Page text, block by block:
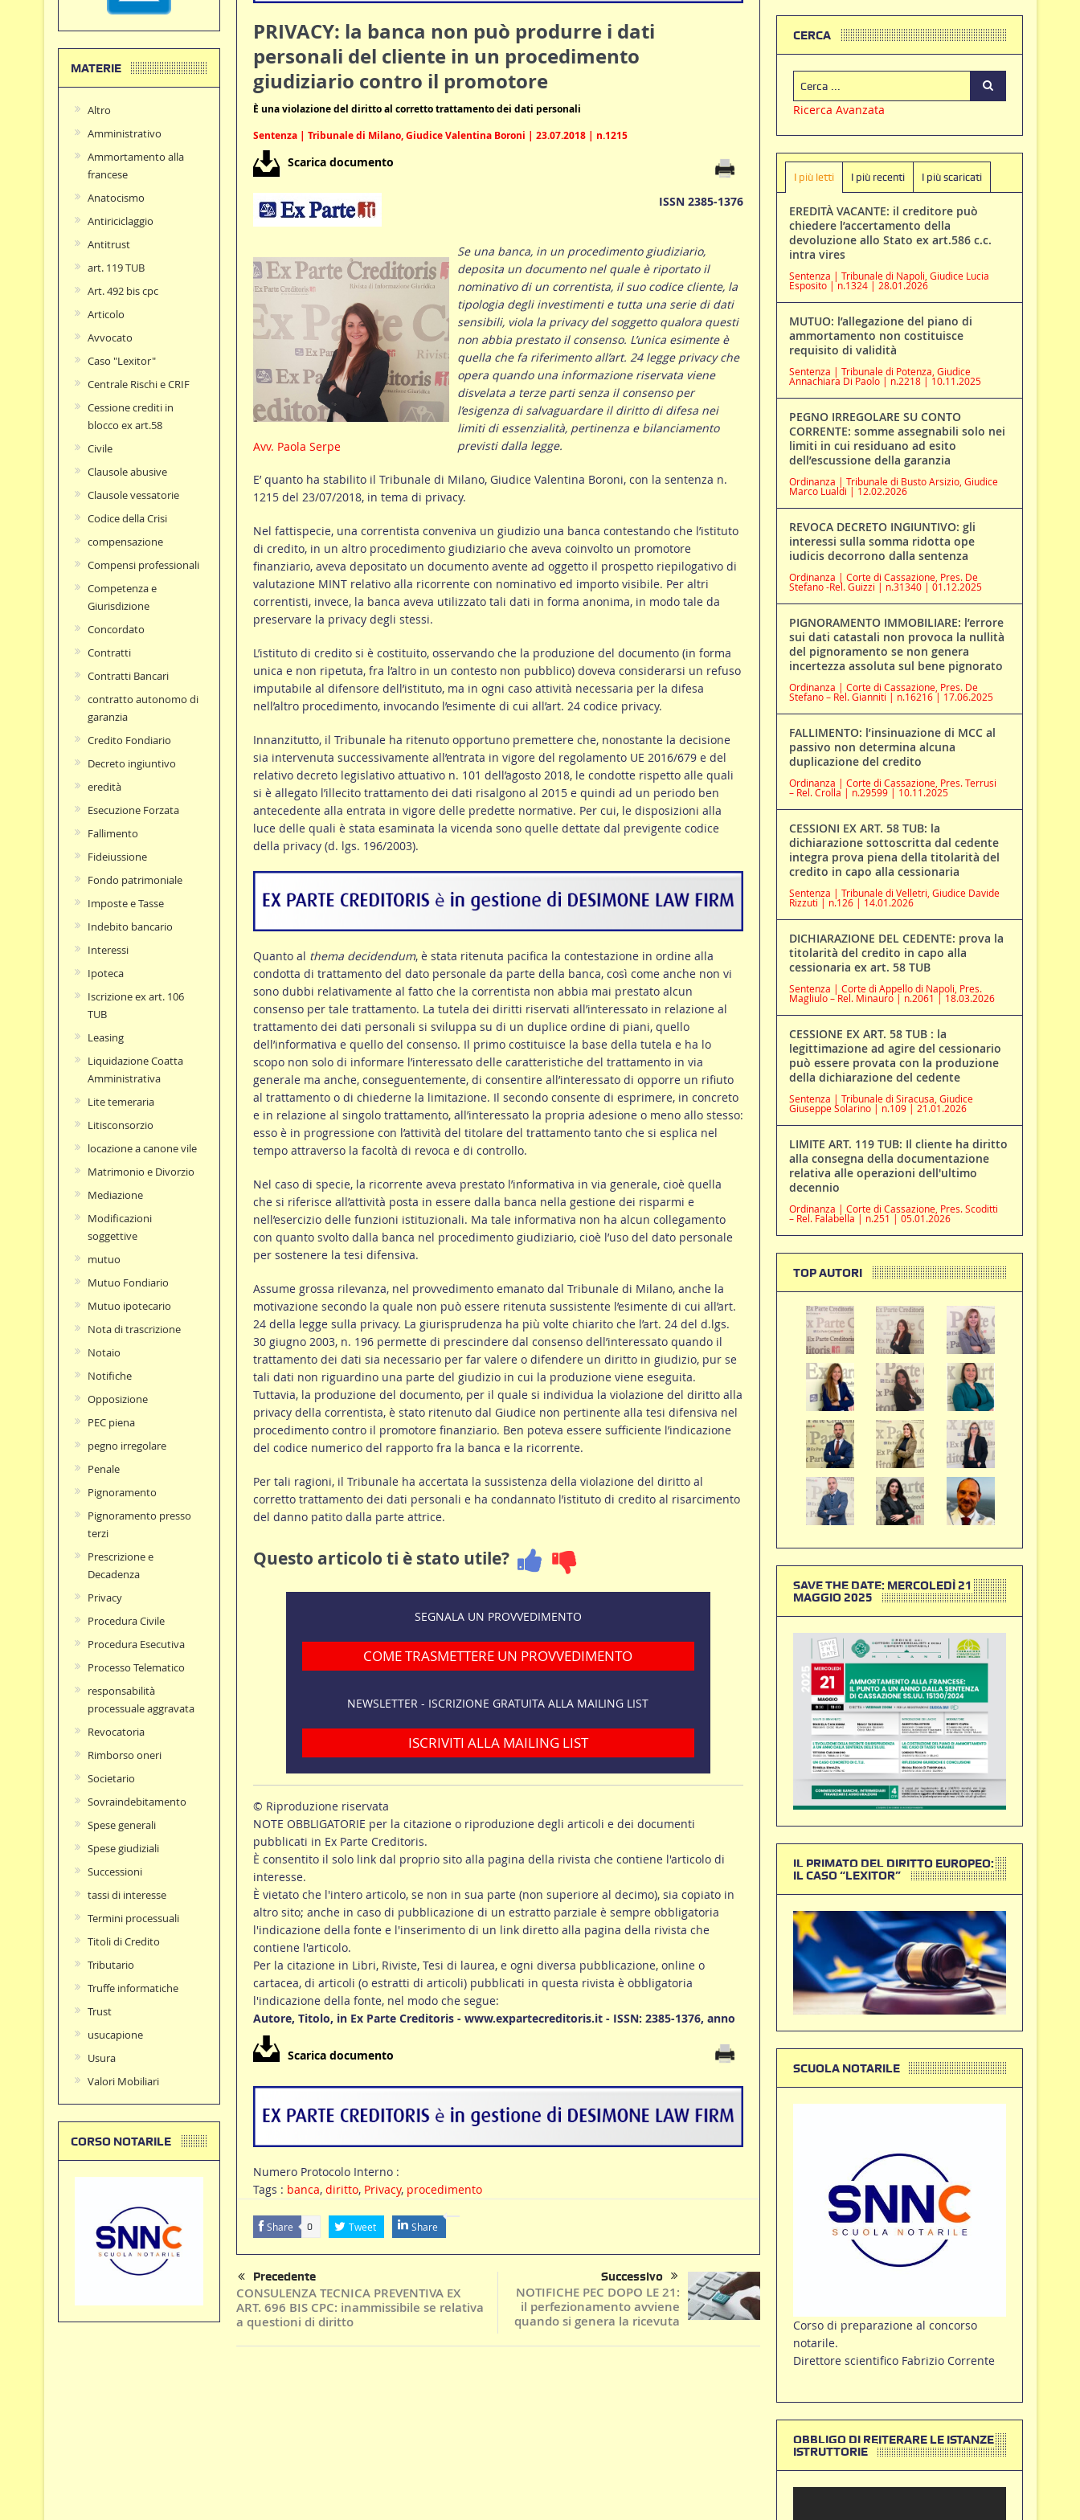
PRIVACY: la banca non può produrre i dati
personali del cliente in un procedimento
giudiziario contro il promotore
È una violazione del diritto al corretto trattamento dei dati personali
Sentenza | Tribunale di Milano, Giudice Valentina Boroni | 23.07.2018 | n.1215
Scarica documento
ISSN 2385-1376
Avv. Paola Serpe
Se una banca, in un procedimento giudiziario,
deposita un documento nel quale è riportato il
nominativo di un correntista, il suo codice cliente, la
tipologia degli investimenti e tutta una serie di dati
sensibili, viola la privacy del soggetto qualora questi
non abbia prestato il consenso. L’unica esimente è
quella che fa riferimento all’art. 24 legge privacy che
opera quando una informazione riservata viene
disvelata a terze parti senza il consenso per
l’esigenza di salvaguardare il diritto di difesa nei
limiti di essenzialità, pertinenza e bilanciamento
previsti dalla legge.
E’ quanto ha stabilito il Tribunale di Milano, Giudice Valentina Boroni, con la sentenza n.
1215 del 23/07/2018, in tema di privacy.
Nel fattispecie, una correntista conveniva un giudizio una banca contestando che l’istituto
di credito, in un altro procedimento giudiziario che aveva coinvolto un promotore
finanziario, aveva depositato un documento avente ad oggetto il prospetto riepilogativo di
valutazione MINT relativo alla ricorrente con nominativo ed importo visibile. Per altri
correntisti, invece, la banca aveva utilizzato tali dati in forma anonima, in modo tale da
preservare la privacy degli stessi.
L’istituto di credito si è costituito, osservando che la produzione del documento (in forma
unica e non ripetuta, fra l’altro in un contesto non pubblico) doveva considerarsi un refuso
imputabile al difensore dell’istituto, ma in ogni caso attività necessaria per la difesa
nell’altro procedimento, invocando l’esimente di cui all’art. 24 codice privacy.
Innanzitutto, il Tribunale ha ritenuto opportuno premettere che, nonostante la decisione
sia intervenuta successivamente all’entrata in vigore del regolamento UE 2016/679 e del
relativo decreto legislativo attuativo n. 101 dell’agosto 2018, le condotte rispetto alle quali
si è allegato l’illecito trattamento dei dati risalgono al 2015 e quindi ad un periodo ben
antecedente alla entrata in vigore delle predette normative. Per cui, le disposizioni alla
luce delle quali è stata esaminata la vicenda sono quelle dettate dal previgente codice
della privacy (d. lgs. 196/2003).
Quanto al thema decidendum, è stata ritenuta pacifica la contestazione in ordine alla
condotta di trattamento del dato personale da parte della banca, così come anche non vi
sono dubbi relativamente al fatto che la correntista non abbia mai prestato alcun
consenso per tale trattamento. La tutela dei diritti riservati all’interessato in relazione al
trattamento dei dati personali si sviluppa su di un duplice ordine di piani, quello
dell’informativa e quello del consenso. Il primo costituisce la base della tutela e ha lo
scopo non solo di informare l’interessato delle caratteristiche del trattamento in via
generale ma anche, conseguentemente, di consentire all’interessato di opporre un rifiuto
al trattamento o di chiederne la limitazione. Il secondo consente di esprimere, in concreto
e in relazione al singolo trattamento, all’interessato la propria adesione o meno allo stesso:
esso è in progressione con l’attività del titolare del trattamento tanto che si esplica nel
tempo attraverso la facoltà di revoca e di controllo.
Nel caso di specie, la ricorrente aveva prestato l’informativa in via generale, cioè quella
che si riferisce all’attività posta in essere dalla banca nella gestione dei risparmi e
nell’esercizio delle funzioni istituzionali. Ma tale informativa non ha alcun collegamento
con quanto svolto dalla banca nel procedimento giudiziario, cioè l’uso del dato personale
per sostenere la tesi difensiva.
Assume grossa rilevanza, nel provvedimento emanato dal Tribunale di Milano, anche la
motivazione secondo la quale non può essere ritenuta sussistente l’esimente di cui all’art.
24 della legge sulla privacy. La giurisprudenza ha più volte chiarito che l’art. 24 del d.lgs.
30 giugno 2003, n. 196 permette di prescindere dal consenso dell’interessato quando il
trattamento dei dati sia necessario per far valere o difendere un diritto in giudizio, pur se
tali dati non riguardino una parte del giudizio in cui la produzione viene eseguita.
Tuttavia, la produzione del documento, per il quale si individua la violazione del diritto alla
privacy della correntista, è stato ritenuto dal Giudice non pertinente alla tesi difensiva nel
procedimento contro il promotore finanziario. Ben poteva essere sufficiente l’indicazione
del codice numerico del rapporto fra la banca e la ricorrente.
Per tali ragioni, il Tribunale ha accertata la sussistenza della violazione del diritto al
corretto trattamento dei dati personali e ha condannato l’istituto di credito al risarcimento
del danno patito dalla parte attrice.
Questo articolo ti è stato utile?
SEGNALA UN PROVVEDIMENTO
COME TRASMETTERE UN PROVVEDIMENTO
NEWSLETTER - ISCRIZIONE GRATUITA ALLA MAILING LIST
ISCRIVITI ALLA MAILING LIST
© Riproduzione riservata
NOTE OBBLIGATORIE per la citazione o riproduzione degli articoli e dei documenti
pubblicati in Ex Parte Creditoris.
È consentito il solo link dal proprio sito alla pagina della rivista che contiene l'articolo di
interesse.
È vietato che l'intero articolo, se non in sua parte (non superiore al decimo), sia copiato in
altro sito; anche in caso di pubblicazione di un estratto parziale è sempre obbligatoria
l'indicazione della fonte e l'inserimento di un link diretto alla pagina della rivista che
contiene l'articolo.
Per la citazione in Libri, Riviste, Tesi di laurea, e ogni diversa pubblicazione, online o
cartacea, di articoli (o estratti di articoli) pubblicati in questa rivista è obbligatoria
l'indicazione della fonte, nel modo che segue:
Autore, Titolo, in Ex Parte Creditoris - www.expartecreditoris.it - ISSN: 2385-1376, anno
Scarica documento
Numero Protocolo Interno :
Tags : banca, diritto, Privacy, procedimento
Share 0 Tweet Share
Precedente
CONSULENZA TECNICA PREVENTIVA EX
ART. 696 BIS CPC: inammissibile se relativa
a questioni di diritto
Successivo
NOTIFICHE PEC DOPO LE 21:
il perfezionamento avviene
quando si genera la ricevuta
MATERIE
Altro
Amministrativo
Ammortamento alla
francese
Anatocismo
Antiriciclaggio
Antitrust
art. 119 TUB
Art. 492 bis cpc
Articolo
Avvocato
Caso "Lexitor"
Centrale Rischi e CRIF
Cessione crediti in
blocco ex art.58
Civile
Clausole abusive
Clausole vessatorie
Codice della Crisi
compensazione
Compensi professionali
Competenza e
Giurisdizione
Concordato
Contratti
Contratti Bancari
contratto autonomo di
garanzia
Credito Fondiario
Decreto ingiuntivo
eredità
Esecuzione Forzata
Fallimento
Fideiussione
Fondo patrimoniale
Imposte e Tasse
Indebito bancario
Interessi
Ipoteca
Iscrizione ex art. 106
TUB
Leasing
Liquidazione Coatta
Amministrativa
Lite temeraria
Litisconsorzio
locazione a canone vile
Matrimonio e Divorzio
Mediazione
Modificazioni
soggettive
mutuo
Mutuo Fondiario
Mutuo ipotecario
Nota di trascrizione
Notaio
Notifiche
Opposizione
PEC piena
pegno irregolare
Penale
Pignoramento
Pignoramento presso
terzi
Prescrizione e
Decadenza
Privacy
Procedura Civile
Procedura Esecutiva
Processo Telematico
responsabilità
processuale aggravata
Revocatoria
Rimborso oneri
Societario
Sovraindebitamento
Spese generali
Spese giudiziali
Successioni
tassi di interesse
Termini processuali
Titoli di Credito
Tributario
Truffe informatiche
Trust
usucapione
Usura
Valori Mobiliari
CORSO NOTARILE
CERCA
Ricerca Avanzata
I più letti I più recenti I più scaricati
EREDITÀ VACANTE: il creditore può
chiedere l’accertamento della
devoluzione allo Stato ex art.586 c.c.
intra vires
Sentenza | Tribunale di Napoli, Giudice Lucia
Esposito | n.1324 | 28.01.2026
MUTUO: l’allegazione del piano di
ammortamento non costituisce
requisito di validità
Sentenza | Tribunale di Potenza, Giudice
Annachiara Di Paolo | n.2218 | 10.11.2025
PEGNO IRREGOLARE SU CONTO
CORRENTE: somme assegnabili solo nei
limiti in cui residuano ad esito
dell’escussione della garanzia
Ordinanza | Tribunale di Busto Arsizio, Giudice
Marco Lualdi | 12.02.2026
REVOCA DECRETO INGIUNTIVO: gli
interessi sulla somma ridotta ope
iudicis decorrono dalla sentenza
Ordinanza | Corte di Cassazione, Pres. De
Stefano -Rel. Guizzi | n.31340 | 01.12.2025
PIGNORAMENTO IMMOBILIARE: l’errore
sui dati catastali non provoca la nullità
del pignoramento se non genera
incertezza assoluta sul bene pignorato
Ordinanza | Corte di Cassazione, Pres. De
Stefano – Rel. Gianniti | n.16216 | 17.06.2025
FALLIMENTO: l’insinuazione di MCC al
passivo non determina alcuna
duplicazione del credito
Ordinanza | Corte di Cassazione, Pres. Terrusi
– Rel. Crolla | n.29599 | 10.11.2025
CESSIONI EX ART. 58 TUB: la
dichiarazione sottoscritta dal cedente
integra prova piena della titolarità del
credito in capo alla cessionaria
Sentenza | Tribunale di Velletri, Giudice Davide
Rizzuti | n.126 | 14.01.2026
DICHIARAZIONE DEL CEDENTE: prova la
titolarità del credito in capo alla
cessionaria ex art. 58 TUB
Sentenza | Corte di Appello di Napoli, Pres.
Magliulo – Rel. Minauro | n.2061 | 18.03.2026
CESSIONE EX ART. 58 TUB : la
legittimazione ad agire del cessionario
può essere provata con la produzione
della dichiarazione del cedente
Sentenza | Tribunale di Siracusa, Giudice
Giuseppe Solarino | n.109 | 21.01.2026
LIMITE ART. 119 TUB: Il cliente ha diritto
alla consegna della documentazione
relativa alle operazioni dell'ultimo
decennio
Ordinanza | Corte di Cassazione, Pres. Scoditti
– Rel. Falabella | n.251 | 05.01.2026
TOP AUTORI
SAVE THE DATE: MERCOLEDÌ 21
MAGGIO 2025
IL PRIMATO DEL DIRITTO EUROPEO:
IL CASO “LEXITOR”
SCUOLA NOTARILE
Corso di preparazione al concorso
notarile.
Direttore scientifico Fabrizio Corrente
OBBLIGO DI REITERARE LE ISTANZE
ISTRUTTORIE